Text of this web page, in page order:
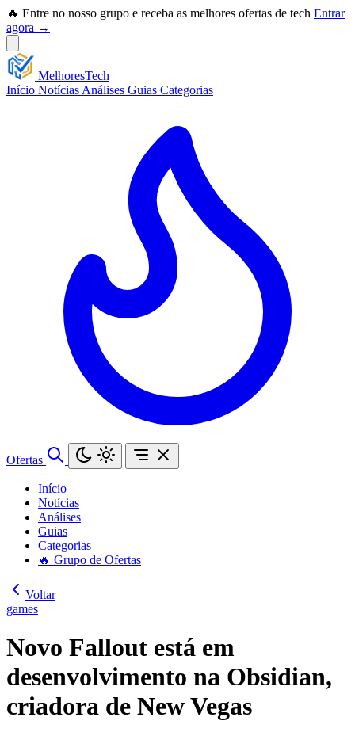
🔥 Entre no nosso grupo e receba as melhores ofertas de tech Entrar
agora →
MelhoresTech
Início Notícias Análises Guias Categorias
Ofertas
Início
Notícias
Análises
Guias
Categorias
🔥 Grupo de Ofertas
Voltar
games
Novo Fallout está em
desenvolvimento na Obsidian,
criadora de New Vegas